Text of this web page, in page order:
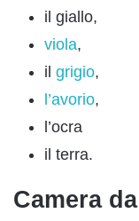
il giallo,
viola,
il grigio,
l’avorio,
l’ocra
il terra.
Camera